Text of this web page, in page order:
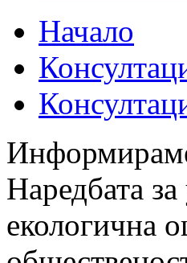
Начало
Наредбата
екологична